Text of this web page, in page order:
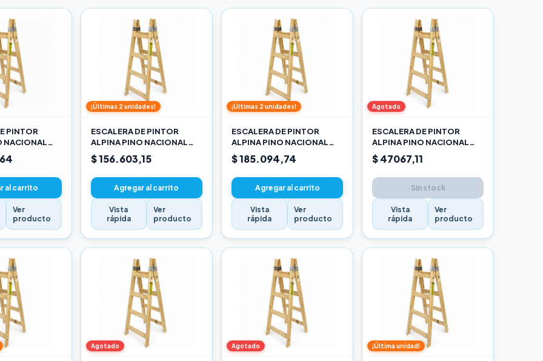
PINTOR
NACIONAL
al carrito
Ver
producto
¡Últimas 2 unidades!
ESCALERA DE PINTOR
ALPINA PINO NACIONAL
3,30M PRO
$ 156.603,15
Agregar al carrito
Vista
rápida
Ver
producto
¡Últimas 2 unidades!
ESCALERA DE PINTOR
ALPINA PINO NACIONAL
3,90M PRO
$ 185.094,74
Agregar al carrito
Vista
rápida
Ver
producto
Agotado
ESCALERA DE PINTOR
ALPINA PINO NACIONAL
1,20M PRO
$ 47067,11
Sin stock
Vista
rápida
Ver
producto
Agotado Agotado ¡Última unidad!